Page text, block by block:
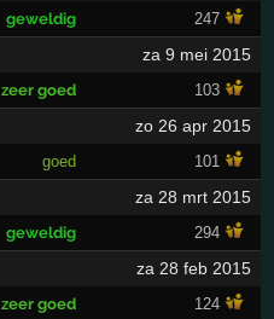
geweldig 247
za 9 mei 2015
zeer goed 103
zo 26 apr 2015
goed 101
za 28 mrt 2015
geweldig 294
za 28 feb 2015
zeer goed 124